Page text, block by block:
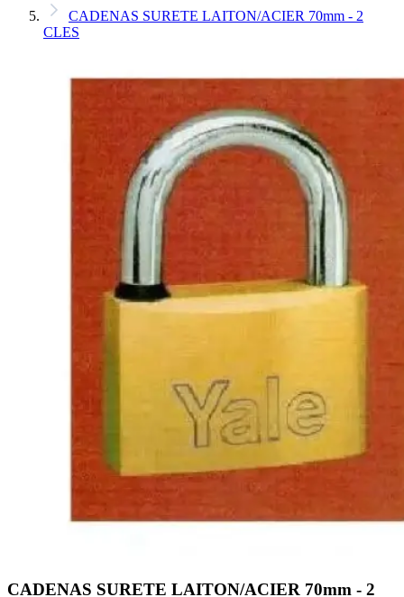
CADENAS SURETE LAITON/ACIER 70mm - 2
CLES
CADENAS SURETE LAITON/ACIER 70mm - 2